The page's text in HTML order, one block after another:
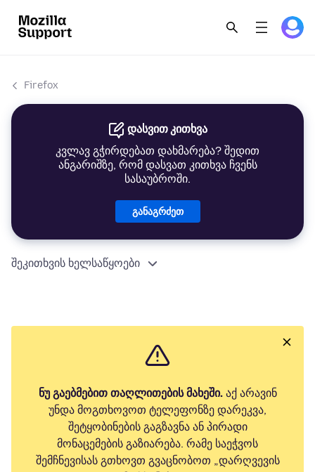
Firefox
დასვით კითხვა
კვლავ გჭირდებათ დახმარება? შედით
ანგარიშზე, რომ დასვათ კითხვა ჩვენს
სასაუბროში.
განაგრძეთ
შეკითხვის ხელსაწყოები
ნუ გაებმებით თაღლითების მახეში.აქ არავინ
უნდა მოგთხოვოთ ტელეფონზე დარეკვა,
შეტყობინების გაგზავნა ან პირადი
მონაცემების გაზიარება. რამე საეჭვოს
შემჩნევისას გთხოვთ გვაცნობოთ „დარღვევის